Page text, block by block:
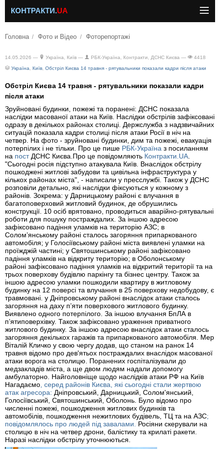
КОНТРАКТИ.UA
Головна Фото и Відео Фоторепортажі
14.05.2026 — Україна, Київ — РБК-Україна, Контракти, ДСНС Києва —
4418
Україна
Київ Обстріл Києва 14 травня - рятувальники показали кадри після атаки
Обстріл Києва 14 травня - рятувальники показали кадри
після атаки
Зруйновані будинки, пожежі та поранені: ДСНС показала
наслідки масованої атаки на Київ. Наслідки обстрілів зафіксовані
одразу в декількох районах столиці. Держслужба з надзвичайних
ситуацій показала кадри столиці після атаки Росії в ніч на
четвер. На фото - зруйновані будинки, дим та пожежі, евакуація
потерпілих і не тільки. Про це пише РБК-Україна з посиланням
на постДСНС Києва.Про це повідомляють Контракти.UA
"Сьогодні росія підступно атакувала Київ. Внаслідок обстрілу
пошкоджені житлові забудови та цивільна інфраструктура у
кількох районах міста", - написали у пресслужбі. Також у ДСНС
розповіли детально, які наслідки фіксуються у кожному з
районів. Зокрема: у Дарницькому районі є влучання в
багатоповерховий житловий будинок, де обрушились
конструкції. 10 осіб врятовано, проводиться аварійно-рятувальні
роботи для пошуку постраждалих. За іншою адресою
зафіксовано падіння уламків на територію АЗС; в
Соломʼянському районі сталось загоряння припаркованого
автомобіля; у Голосіївському районі міста виявлені уламки на
проїжджій частині; у Святошинському районі зафіксовано
падіння уламків на відкриту територію; в Оболонському
районі зафіксовано падіння уламків на відкритий території та на
трьох поверхову будівлю паркінгу та бізнес центру. Також за
іншою адресою уламки пошкодили квартиру в житловому
будинку на 12 поверсі та влучання в 25 поверхову недобудову, є
травмовані. у Дніпровському районі внаслідок атаки сталось
загоряння на даху пʼяти поверхового житлового будинку.
Виявлено одного потерпілого. За іншою влучання БпЛА в
пʼятиповерхівку. Також зафіксовано ураження приватного
житлового будинку. За іншою адресою внаслідок атаки сталось
загоряння декількох гаражів та припаркованого автомобіля. Мер
Віталій Кличко у свою чергу додав, що станом на ранок 14
травня відомо про дев'ятьох постраждалих внаслідок масованої
атаки ворога на столицю. Поранених госпіталізували до
медзакладів міста, а ще двом людям надали допомогу
амбулаторно. Найголовніще щодо наслідків атаки РФ на Київ
Нагадаємо , серед районів Києва, які сьогодні стали жертвою
атак агресора: Дніпровський, Дарницький, Солом'янський,
Голосіївський, Святошинський, Оболонь. Було відомо про
численні пожежі, пошкодження житлових будинків та
автомобілів, пошкодження нежитлових будівель, ТЦ та на АЗС;
повідомлялось про людей під завалами.
Росіяни скерували на
столицю в ніч на четвер дрони, балістику та крилаті ракети.
Наразі наслідки обстрілу уточнюються.